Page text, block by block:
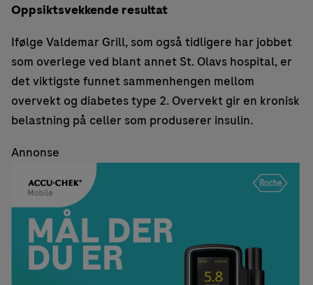
Oppsiktsvekkende resultat
Ifølge Valdemar Grill, som også tidligere har jobbet
som overlege ved blant annet St. Olavs hospital, er
det viktigste funnet sammenhengen mellom
overvekt og diabetes type 2. Overvekt gir en kronisk
belastning på celler som produserer insulin.
Annonse